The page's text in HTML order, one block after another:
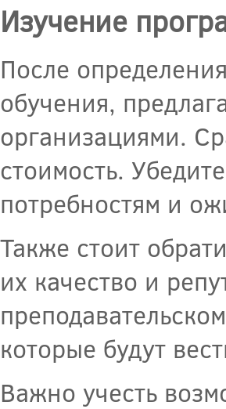
Изучение
После
обучения,
организациями.
стоимость.
потребностям и
Также стоит
их качество и
которые будут
Важно учесть